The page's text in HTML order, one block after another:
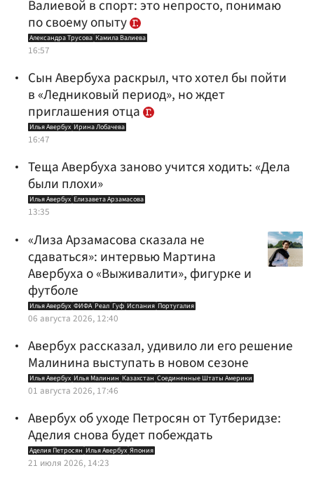
Валиевой в спорт: это непросто, понимаю
по своему опыту
Александра Трусова Камила Валиева
16:57
Сын Авербуха раскрыл, что хотел бы пойти
в «Ледниковый период», но ждет
приглашения отца
Илья Авербух Ирина Лобачева
16:47
Теща Авербуха заново учится ходить: «Дела
были плохи»
Илья Авербух Елизавета Арзамасова
13:35
«Лиза Арзамасова сказала не
сдаваться»: интервью Мартина
Авербуха о «Выживалити», фигурке и
футболе
Илья Авербух ФИФА Реал Гуф Испания Португалия
06 августа 2026, 12:40
Авербух рассказал, удивило ли его решение
Малинина выступать в новом сезоне
Илья Авербух Илья Малинин Казахстан Соединенные Штаты Америки
01 августа 2026, 17:46
Авербух об уходе Петросян от Тутберидзе:
Аделия снова будет побеждать
Аделия Петросян Илья Авербух Япония
21 июля 2026, 14:23